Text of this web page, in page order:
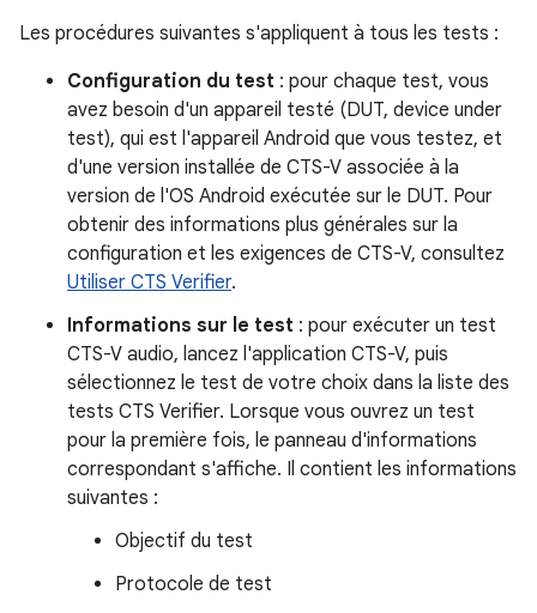
Les procédures suivantes s'appliquent à tous les tests :
Configuration du test : pour chaque test, vous
avez besoin d'un appareil testé (DUT, device under
test), qui est l'appareil Android que vous testez, et
d'une version installée de CTS-V associée à la
version de l'OS Android exécutée sur le DUT. Pour
obtenir des informations plus générales sur la
configuration et les exigences de CTS-V, consultez
Utiliser CTS Verifier.
Informations sur le test : pour exécuter un test
CTS-V audio, lancez l'application CTS-V, puis
sélectionnez le test de votre choix dans la liste des
tests CTS Verifier. Lorsque vous ouvrez un test
pour la première fois, le panneau d'informations
correspondant s'affiche. Il contient les informations
suivantes :
Objectif du test
Protocole de test